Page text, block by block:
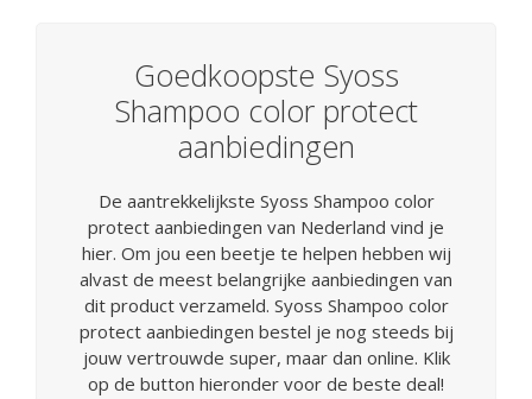
Goedkoopste Syoss
Shampoo color protect
aanbiedingen
De aantrekkelijkste Syoss Shampoo color
protect aanbiedingen van Nederland vind je
hier. Om jou een beetje te helpen hebben wij
alvast de meest belangrijke aanbiedingen van
dit product verzameld. Syoss Shampoo color
protect aanbiedingen bestel je nog steeds bij
jouw vertrouwde super, maar dan online. Klik
op de button hieronder voor de beste deal!